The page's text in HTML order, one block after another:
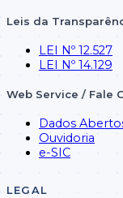
Leis da
LEI Nº 12.527
LEI Nº 14.129
Web Service / Fale
Dados
Ouvidoria
e-SIC
LEGAL